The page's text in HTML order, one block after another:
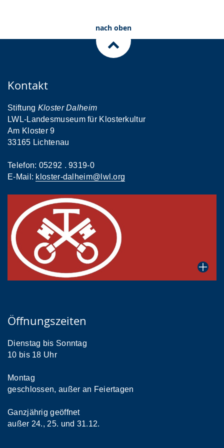
nach oben
Kontakt
Stiftung Kloster Dalheim
LWL-Landesmuseum für Klosterkultur
Am Kloster 9
33165 Lichtenau
Telefon: 05292 . 9319-0
E-Mail: kloster-dalheim@lwl.org
Öffnungszeiten
Dienstag bis Sonntag
10 bis 18 Uhr
Montag
geschlossen, außer an Feiertagen
Ganzjährig geöffnet
außer 24., 25. und 31.12.